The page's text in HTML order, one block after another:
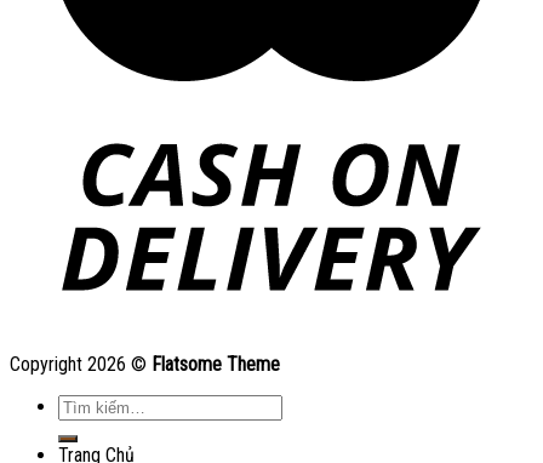
Copyright 2026 © Flatsome Theme
Tìm
kiếm:
Trang Chủ